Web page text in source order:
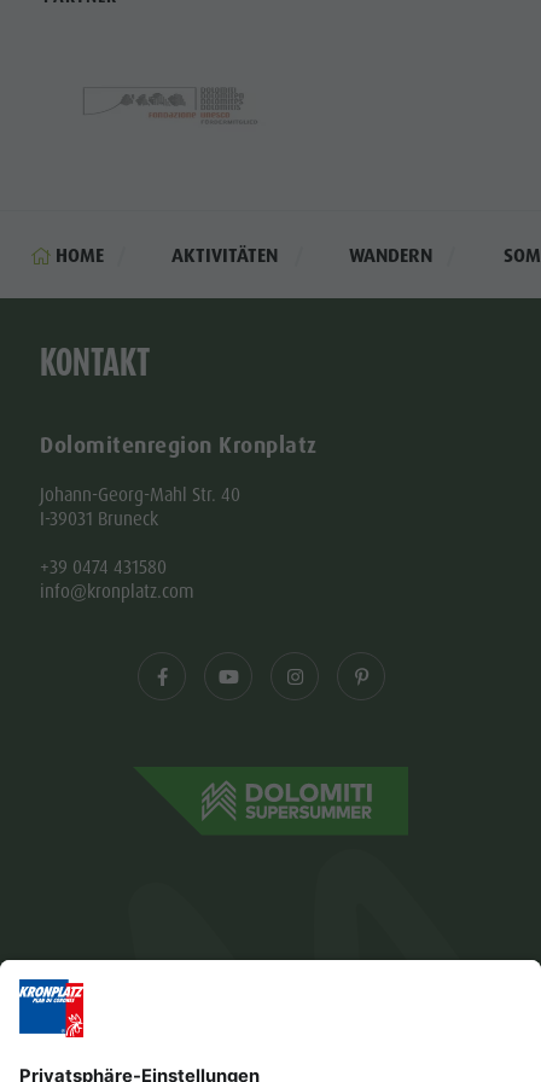
HOME AKTIVITÄTEN WANDERN
KONTAKT
Dolomitenregion Kronplatz
Johann-Georg-Mahl Str. 40
I-39031 Bruneck
+39 0474 431580
info@kronplatz.com